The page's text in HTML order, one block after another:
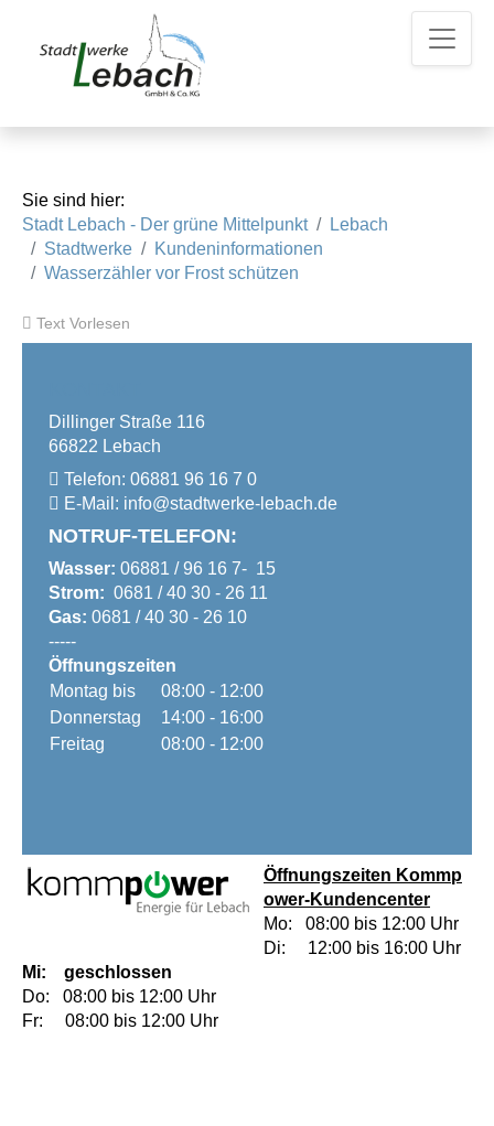
u
h
K
Sie sind hier:
Stadt Lebach - Der grüne Mittelpunkt
Lebach
Stadtwerke
Kundeninformationen
Wasserzähler vor Frost schützen
Text Vorlesen
Dillinger Straße 116
66822 Lebach
Telefon: 06881 96 16 7 0
E-Mail: info@stadtwerke-lebach.de
NOTRUF-TELEFON:
Wasser: 06881 / 96 16 7- 15
Strom: 0681 / 40 30 - 26 11
Gas: 0681 / 40 30 - 26 10
-----
Öffnungszeiten
Montag bis
08:00 - 12:00
Donnerstag
14:00 - 16:00
Freitag
08:00 - 12:00
Öffnungszeiten Kommp
ower-Kundencenter
Mo: 08:00 bis 12:00 Uhr
Di: 12:00 bis 16:00 Uhr
Mi: geschlossen
Do: 08:00 bis 12:00 Uhr
Fr: 08:00 bis 12:00 Uhr